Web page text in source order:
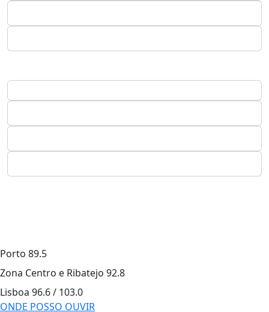
Porto 89.5
Zona Centro e Ribatejo 92.8
Lisboa 96.6 / 103.0
ONDE POSSO OUVIR